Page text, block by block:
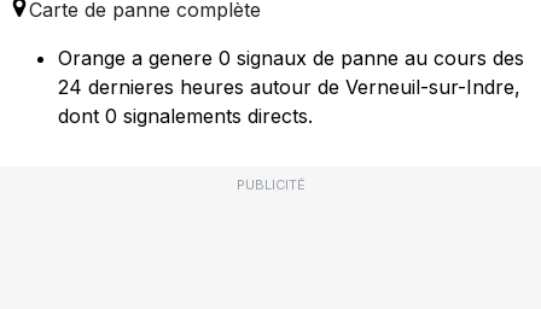
Carte de panne complète
Orange a genere 0 signaux de panne au cours des
24 dernieres heures autour de Verneuil-sur-Indre,
dont 0 signalements directs.
PUBLICITÉ